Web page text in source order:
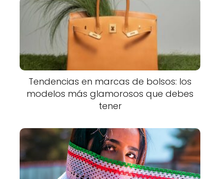
Tendencias en marcas de bolsos: los
modelos más glamorosos que debes
tener